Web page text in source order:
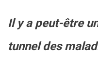
Il y a peut-être
tunnel des